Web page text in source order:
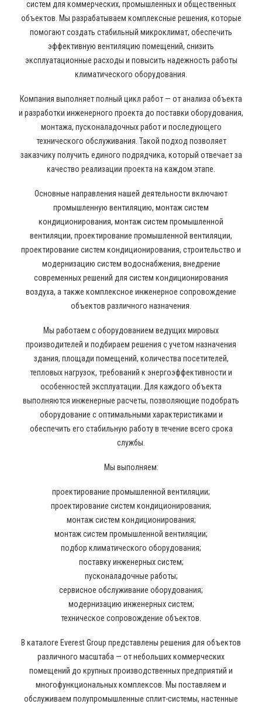
систем для коммерческих, промышленных и общественных
объектов. Мы разрабатываем комплексные решения, которые
помогают создать стабильный микроклимат, обеспечить
эффективную вентиляцию помещений, снизить
эксплуатационные расходы и повысить надежность работы
климатического оборудования.
Компания выполняет полный цикл работ — от анализа объекта
и разработки инженерного проекта до поставки оборудования,
монтажа, пусконаладочных работ и последующего
технического обслуживания. Такой подход позволяет
заказчику получить единого подрядчика, который отвечает за
качество реализации проекта на каждом этапе.
Основные направления нашей деятельности включают
промышленную вентиляцию, монтаж систем
кондиционирования, монтаж систем промышленной
вентиляции, проектирование промышленной вентиляции,
проектирование систем кондиционирования, строительство и
модернизацию систем водоснабжения, внедрение
современных решений для систем кондиционирования
воздуха, а также комплексное инженерное сопровождение
объектов различного назначения.
Мы работаем с оборудованием ведущих мировых
производителей и подбираем решения с учетом назначения
здания, площади помещений, количества посетителей,
тепловых нагрузок, требований к энергоэффективности и
особенностей эксплуатации. Для каждого объекта
выполняются инженерные расчеты, позволяющие подобрать
оборудование с оптимальными характеристиками и
обеспечить его стабильную работу в течение всего срока
службы.
Мы выполняем:
проектирование промышленной вентиляции;
проектирование систем кондиционирования;
монтаж систем кондиционирования;
монтаж систем промышленной вентиляции;
подбор климатического оборудования;
поставку инженерных систем;
пусконаладочные работы;
сервисное обслуживание оборудования;
модернизацию инженерных систем;
техническое сопровождение объектов.
В каталоге Everest Group представлены решения для объектов
различного масштаба — от небольших коммерческих
помещений до крупных производственных предприятий и
многофункциональных комплексов. Мы поставляем и
обслуживаем полупромышленные сплит-системы, настенные